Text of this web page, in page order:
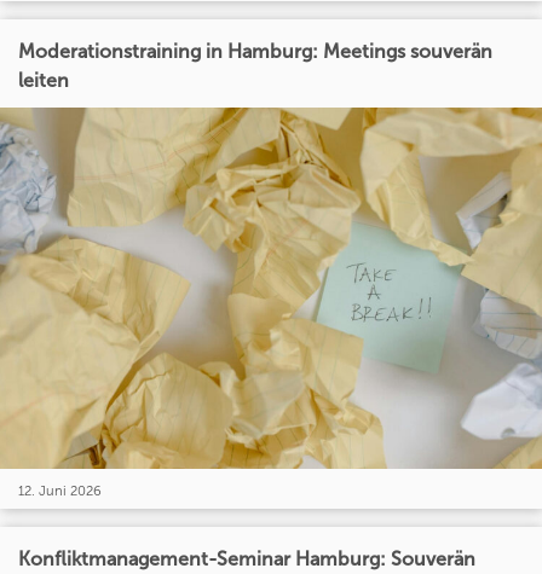
Moderationstraining in Hamburg: Meetings souverän
leiten
12. Juni 2026
Konfliktmanagement-Seminar Hamburg: Souverän